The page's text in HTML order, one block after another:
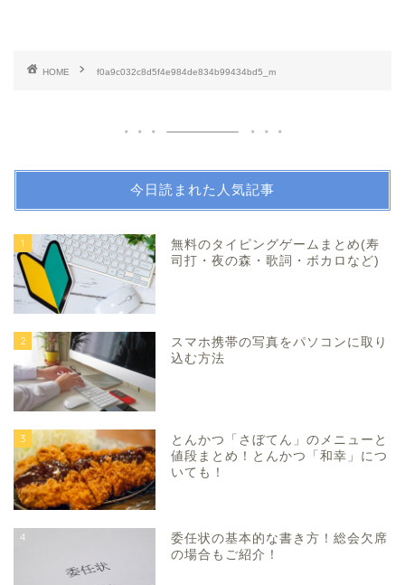
HOME f0a9c032c8d5f4e984de834b99434bd5_m
今日読まれた人気記事
1
無料のタイピングゲームまとめ(寿
司打・夜の森・歌詞・ボカロなど)
2
スマホ携帯の写真をパソコンに取り
込む方法
3
とんかつ「さぼてん」のメニューと
値段まとめ！とんかつ「和幸」につ
いても！
4
委任状の基本的な書き方！総会欠席
の場合もご紹介！